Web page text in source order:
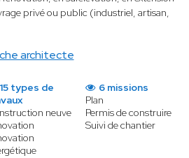
architecte
privé ou public (industriel, artisan,
15 types de
neuve
6 missions
Plan
Permis de construire
Suivi de chantier